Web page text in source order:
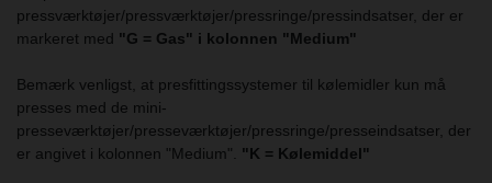
pressværktøjer/pressværktøjer/pressringe/pressindsatser, der er
markeret med "G = Gas" i kolonnen "Medium"
Bemærk venligst, at presfittingssystemer til kølemidler kun må
presses med de mini-
presseværktøjer/presseværktøjer/pressringe/presseindsatser, der
er angivet i kolonnen "Medium". "K = Kølemiddel"